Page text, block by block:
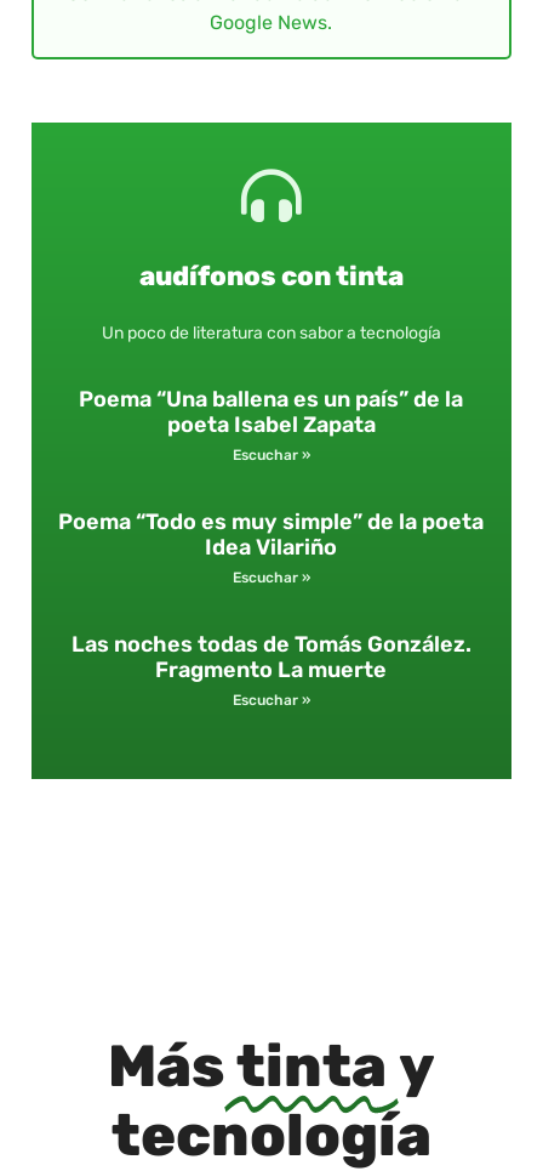
Google News.
audífonos con tinta
Un poco de literatura con sabor a tecnología
Poema “Una ballena es un país” de la
poeta Isabel Zapata
Escuchar »
Poema “Todo es muy simple” de la poeta
Idea Vilariño
Escuchar »
Las noches todas de Tomás González.
Fragmento La muerte
Escuchar »
Mástinta y
tecnología